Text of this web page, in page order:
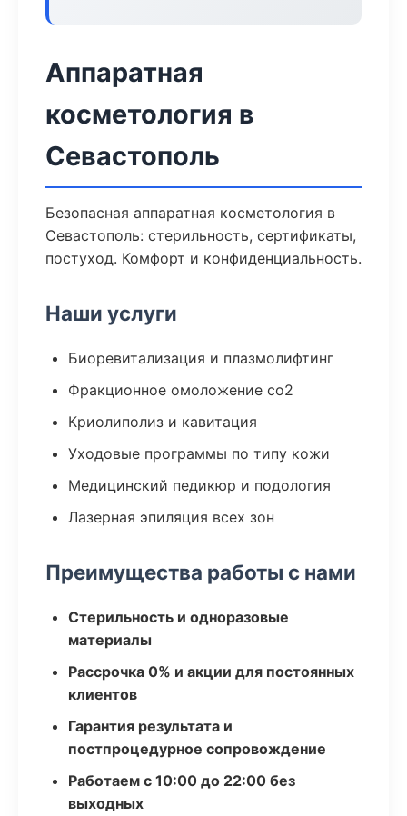
Аппаратная
косметология в
Севастополь
Безопасная аппаратная косметология в
Севастополь: стерильность, сертификаты,
постуход. Комфорт и конфиденциальность.
Наши услуги
Биоревитализация и плазмолифтинг
Фракционное омоложение co2
Криолиполиз и кавитация
Уходовые программы по типу кожи
Медицинский педикюр и подология
Лазерная эпиляция всех зон
Преимущества работы с нами
Стерильность и одноразовые
материалы
Рассрочка 0% и акции для постоянных
клиентов
Гарантия результата и
постпроцедурное сопровождение
Работаем с 10:00 до 22:00 без
выходных